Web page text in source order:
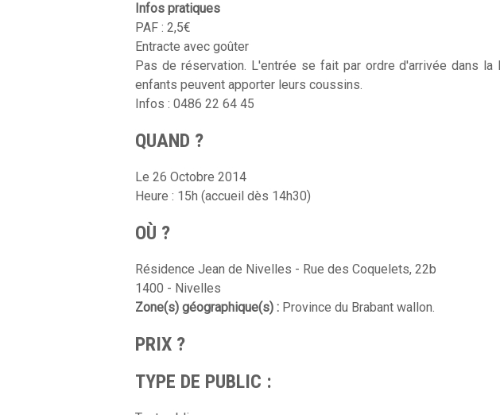
Infos pratiques
PAF : 2,5€
Entracte avec goûter
Pas de réservation. L'entrée se fait par ordre d'arrivée dans
enfants peuvent apporter leurs coussins.
Infos : 0486 22 64 45
QUAND ?
Le 26 Octobre 2014
Heure : 15h (accueil dès 14h30)
OÙ ?
Résidence Jean de Nivelles - Rue des Coquelets, 22b
1400 - Nivelles
Zone(s) géographique(s) : Province du Brabant wallon.
PRIX ?
TYPE DE PUBLIC :